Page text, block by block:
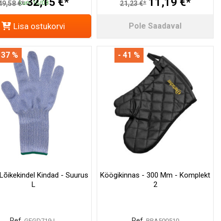
kuni 13/08
€*
Lisa ostukorvi
21,23 €*
Pole Saadaval
Kindad - Suurus
L
%
Köögikinnas - 300 Mm - Komplekt
2
- 41 %